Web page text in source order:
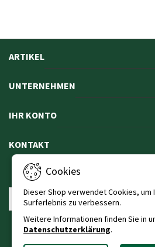
ARTIKEL
UNTERNEHMEN
IHR KONTO
KONTAKT
Cookies
Dieser Shop verwendet Cookies, um
Surferlebnis zu verbessern.
Weitere Informationen finden Sie in
Datenschutzerklärung.